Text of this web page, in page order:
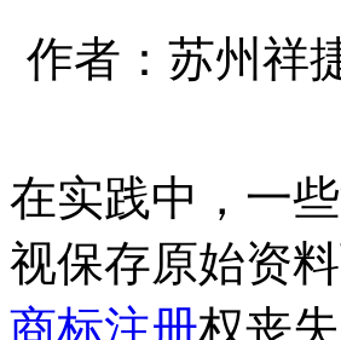
作者：苏州祥
在实践中，一
视保存原始资
商标注册权丧失